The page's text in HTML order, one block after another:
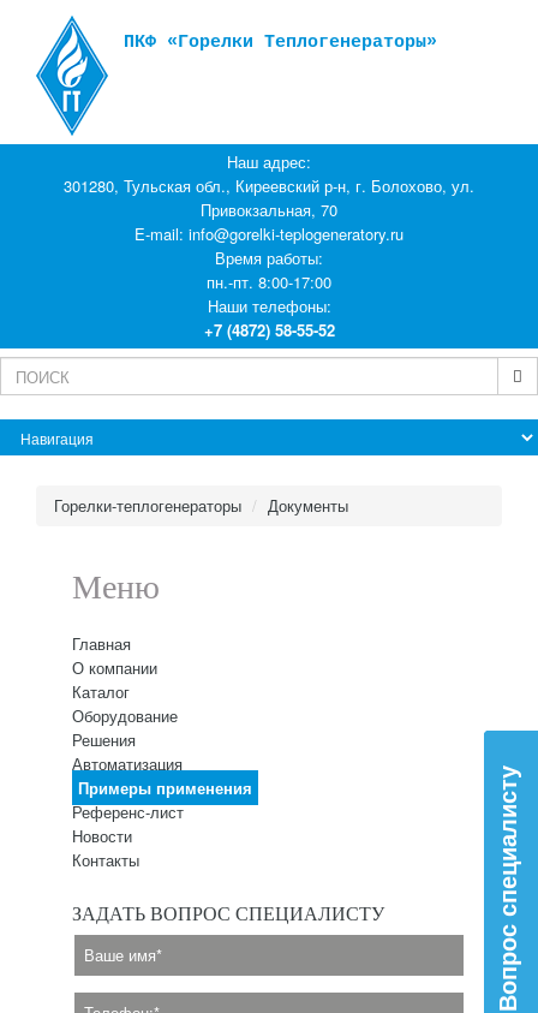
ПКФ «Горелки Теплогенераторы»
Наш адрес:
301280, Тульская обл., Киреевский р-н, г. Болохово, ул.
Привокзальная, 70
E-mail: info@gorelki-teplogeneratory.ru
Время работы:
пн.-пт. 8:00-17:00
Наши телефоны:
+7 (4872) 58-55-52
Горелки-теплогенераторы Документы
Меню
Главная
О компании
Каталог
Оборудование
Решения
Автоматизация
Примеры применения
Референс-лист
Новости
Контакты
ЗАДАТЬ ВОПРОС СПЕЦИАЛИСТУ Вопрос специалисту